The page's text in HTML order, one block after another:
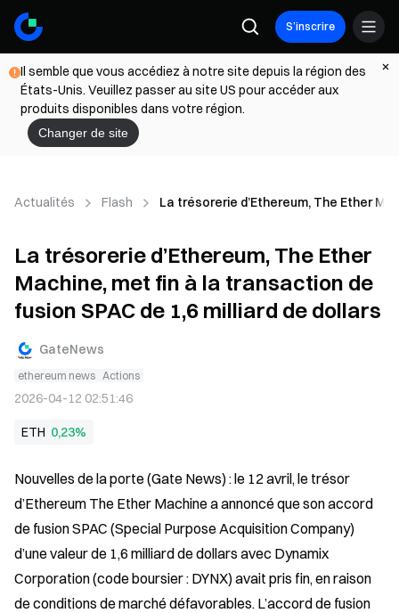
S’inscrire
Il semble que vous accédiez à notre site depuis la région des
États-Unis. Veuillez passer au site US pour accéder aux
produits disponibles dans votre région.
Changer de site
Actualités Flash La trésorerie d’Ethereum, The Ether
La trésorerie d’Ethereum, The Ether
Machine, met fin à la transaction de
fusion SPAC de 1,6 milliard de dollars
GateNews
ethereum news Actions
2026-04-12 02:51:46
ETH 0,23%
Nouvelles de la porte (Gate News) : le 12 avril, le trésor
d’Ethereum The Ether Machine a annoncé que son accord
de fusion SPAC (Special Purpose Acquisition Company)
d’une valeur de 1,6 milliard de dollars avec Dynamix
Corporation (code boursier : DYNX) avait pris fin, en raison
de conditions de marché défavorables. L’accord de fusion